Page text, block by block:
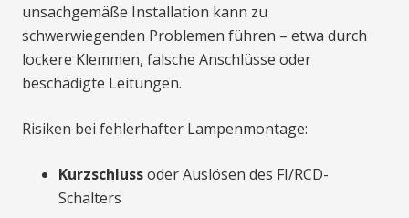
unsachgemäße Installation kann zu
schwerwiegenden Problemen führen – etwa durch
lockere Klemmen, falsche Anschlüsse oder
beschädigte Leitungen.
Risiken bei fehlerhafter Lampenmontage:
Kurzschlussoder Auslösen des FI/RCD-
Schalters